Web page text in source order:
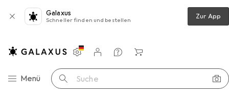
Galaxus
Schneller finden und bestellen Zur App
Navigation nach Kategorien
Menü Suche
Einstellungen
Kundenkonto
Vergleichslisten
Merklisten
Warenkorb